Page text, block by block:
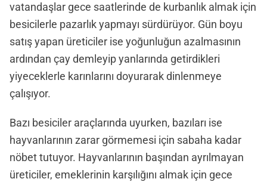
vatandaşlar gece saatlerinde de kurbanlık almak için
besicilerle pazarlık yapmayı sürdürüyor. Gün boyu
satış yapan üreticiler ise yoğunluğun azalmasının
ardından çay demleyip yanlarında getirdikleri
yiyeceklerle karınlarını doyurarak dinlenmeye
çalışıyor.
Bazı besiciler araçlarında uyurken, bazıları ise
hayvanlarının zarar görmemesi için sabaha kadar
nöbet tutuyor. Hayvanlarının başından ayrılmayan
üreticiler, emeklerinin karşılığını almak için gece